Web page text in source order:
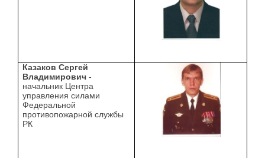
Казаков Сергей
Владимирович -
начальник Центра
управления силами
Федеральной
противопожарной службы
РК